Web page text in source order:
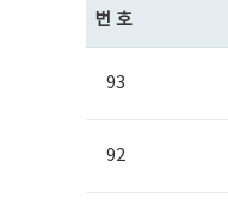
번호
93
92